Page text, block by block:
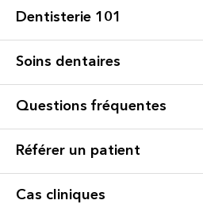
Dentisterie 101
Soins dentaires
Questions fréquentes
Référer un patient
Cas cliniques